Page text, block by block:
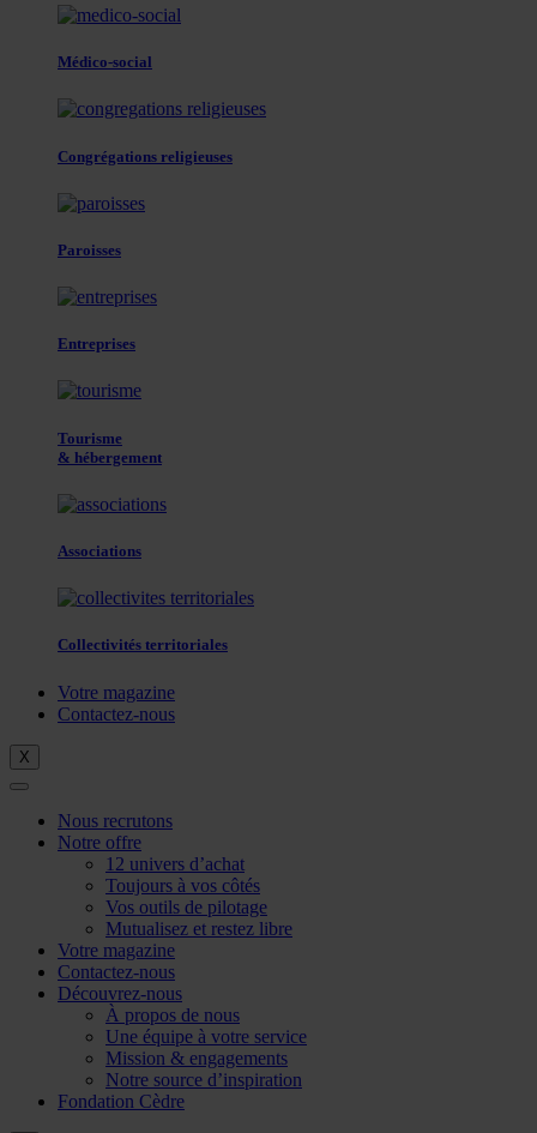
Médico-social
Congrégations religieuses
Paroisses
Entreprises
Tourisme
& hébergement
Associations
Collectivités territoriales
Votre magazine
Contactez-nous
X
Nous recrutons
Notre offre
12 univers d’achat
Toujours à vos côtés
Vos outils de pilotage
Mutualisez et restez libre
Votre magazine
Contactez-nous
Découvrez-nous
À propos de nous
Une équipe à votre service
Mission & engagements
Notre source d’inspiration
Fondation Cèdre